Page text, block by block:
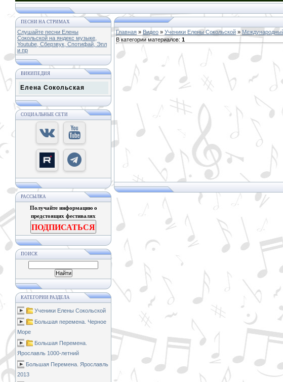
ПЕСНИ НА СТРИМАХ
Слушайте песни Елены
Сокольской на яндекс музыке,
Youtube, Сберзвук, Спотифай, Эпл
и пр
ВИКИПЕДИЯ
Елена Сокольская
СОЦИАЛЬНЫЕ СЕТИ
РАССЫЛКА
Получайте информацию о
предстоящих фестивалях
ПОДПИСАТЬСЯ
ПОИСК
КАТЕГОРИИ РАЗДЕЛА
Ученики Елены Сокольской
Большая перемена. Черное
Море
Большая Перемена.
Ярославль 1000-летний
Большая Перемена. Ярославль
2013
Главная » Видео » Ученики Елены Сокольской »
В категории материалов: 1